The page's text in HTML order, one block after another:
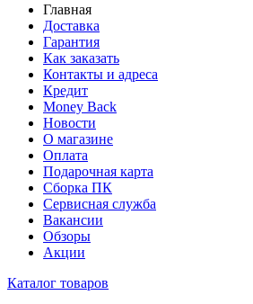
Главная
Доставка
Гарантия
Как заказать
Контакты и адреса
Кредит
Money Back
Новости
О магазине
Оплата
Подарочная карта
Сборка ПК
Сервисная служба
Вакансии
Обзоры
Акции
Каталог товаров